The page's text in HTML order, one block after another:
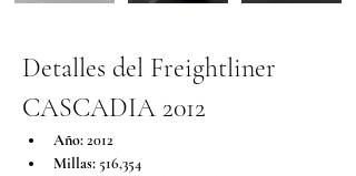
Detalles del Freightliner
CASCADIA 2012
Año: 2012
Millas: 516,354